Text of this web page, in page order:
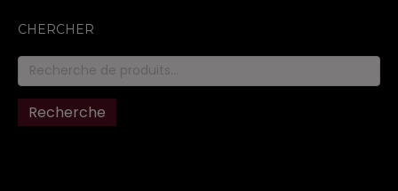
CHERCHER
Recherche
pour :
Recherche